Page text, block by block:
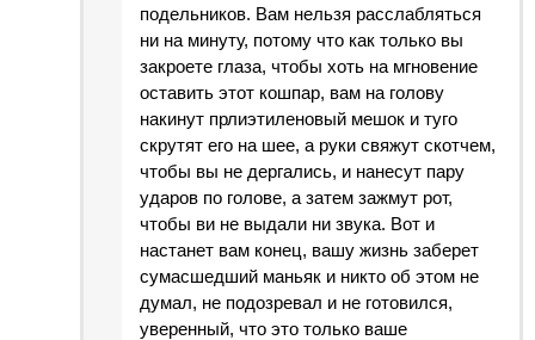
подельников. Вам нельзя расслабляться
ни на минуту, потому что как только вы
закроете глаза, чтобы хоть на мгновение
оставить этот кошпар, вам на голову
накинут прлиэтиленовый мешок и туго
скрутят его на шее, а руки свяжут скотчем,
чтобы вы не дергались, и нанесут пару
ударов по голове, а затем зажмут рот,
чтобы ви не выдали ни звука. Вот и
настанет вам конец, вашу жизнь заберет
сумасшедший маньяк и никто об этом не
думал, не подозревал и не готовился,
уверенный, что это только ваше